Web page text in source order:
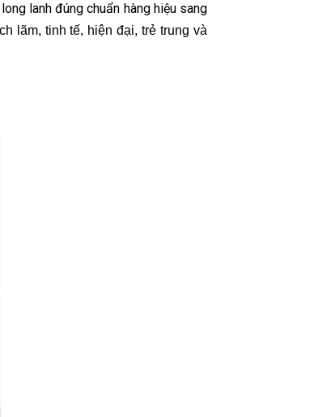
lanh đúng chuẩn hàng hiệu sang
lãm, tinh tế, hiện đại, trẻ trung và